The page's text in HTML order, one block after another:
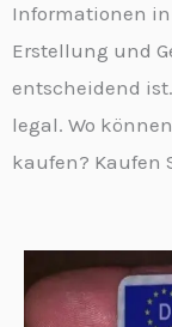
Informationen in
Erstellung und
entscheidend
legal. Wo
kaufen? Kaufen